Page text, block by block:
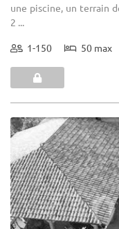
une piscine, un terrain
2 ...
1-150 50 max